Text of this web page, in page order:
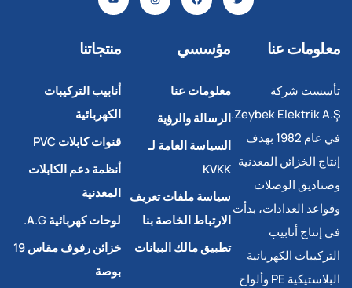
معلومات عنا
تأسست شركة
Zeybek Elektrik A.Ş.
في عام 1982 بهدف
إنتاج الخزائن المعدنية
وصناديق الوصلات
وقواعد العدادات، بدأت
في إنتاج أنابيب
التركيبات الكهربائية
البلاستيكية PE وألواح
مؤسسي
معلومات عنا
الرسالة والرؤية
السياسة العامة لـ
KVKK
سياسة ملفات تعريف
الارتباط الخاصة بنا
تطبيق مالك البيانات
منتجاتنا
أنابيب التركيبات
الكهربائية
قنوات كابلات PVC
أنظمة دعم الكابلات
المعدنية
لوحات كهربائية A.G.
خزائن رفوف مقاس 19
بوصة